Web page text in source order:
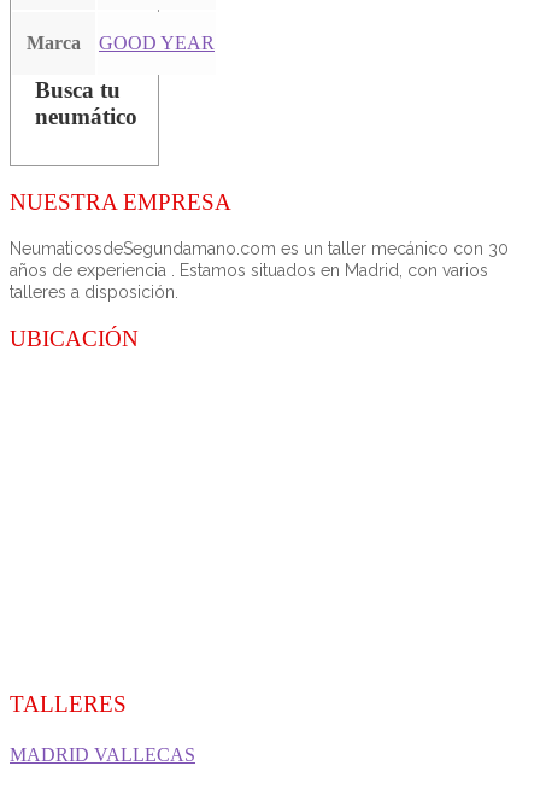
Marca GOOD YEAR
Busca tu
neumático
NUESTRA EMPRESA
NeumaticosdeSegundamano.com es un taller mecánico con 30
años de experiencia . Estamos situados en Madrid, con varios
talleres a disposición.
UBICACIÓN
TALLERES
MADRID VALLECAS